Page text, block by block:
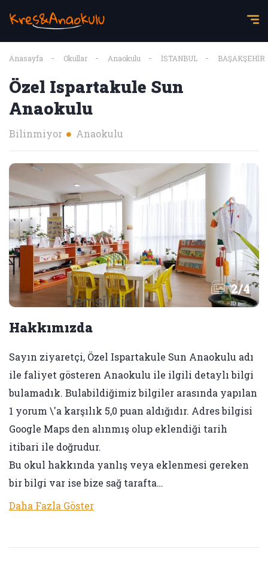
Anasayfa Okullar Anaokulu İSTANBUL BAŞAKŞEHİR
Özel Ispartakule Sun
Anaokulu
Bilinmiyor Anaokulu
2/4
Hakkımızda
Sayın ziyaretçi, Özel Ispartakule Sun Anaokulu adı
ile faliyet gösteren Anaokulu ile ilgili detaylı bilgi
bulamadık. Bulabildiğimiz bilgiler arasında yapılan
1 yorum \'a karşılık 5,0 puan aldığıdır. Adres bilgisi
Google Maps den alınmış olup eklendiği tarih
itibari ile doğrudur.
Bu okul hakkında yanlış veya eklenmesi gereken
bir bilgi var ise bize sağ tarafta…
Daha Fazla Göster